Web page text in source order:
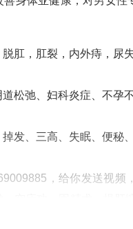
肛，肛裂，内外痔，尿
松弛、妇科炎症、不孕
发、三高、失眠、便秘
，给你发送视
邀请你进直播间学习。不